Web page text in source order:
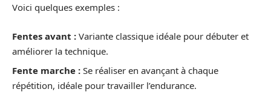
Voici quelques exemples :
Fentes avant : Variante classique idéale pour débuter et
améliorer la technique.
Fente marche : Se réaliser en avançant à chaque
répétition, idéale pour travailler l’endurance.